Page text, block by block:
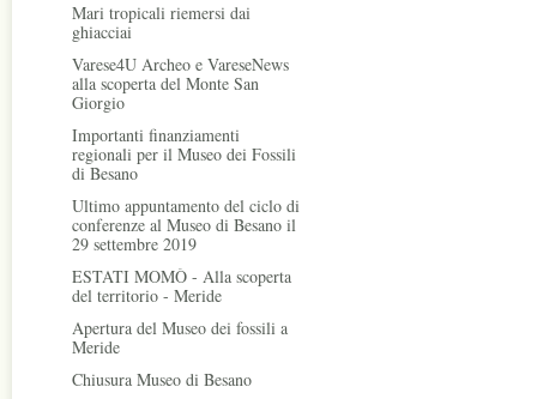
Mari tropicali riemersi dai
ghiacciai
Varese4U Archeo e VareseNews
alla scoperta del Monte San
Giorgio
Importanti finanziamenti
regionali per il Museo dei Fossili
di Besano
Ultimo appuntamento del ciclo di
conferenze al Museo di Besano il
29 settembre 2019
ESTATI MOMÒ - Alla scoperta
del territorio - Meride
Apertura del Museo dei fossili a
Meride
Chiusura Museo di Besano